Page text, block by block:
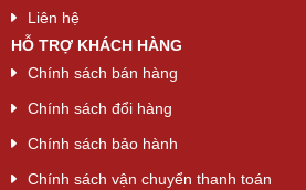
Liên hệ
HỖ TRỢ KHÁCH HÀNG
Chính sách bán hàng
Chính sách đổi hàng
Chính sách bảo hành
Chính sách vận chuyển thanh toán